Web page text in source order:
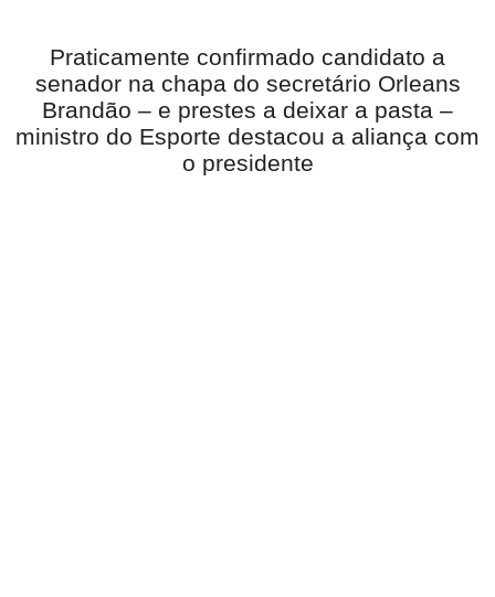
Praticamente confirmado candidato a
senador na chapa do secretário Orleans
Brandão – e prestes a deixar a pasta –
ministro do Esporte destacou a aliança com
o presidente